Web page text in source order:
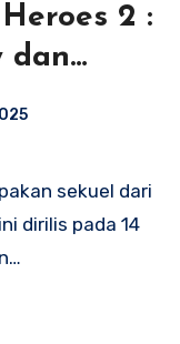
2 :
dan
dirilis pada 14